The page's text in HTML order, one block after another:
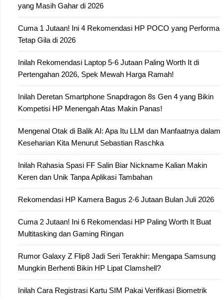
yang Masih Gahar di 2026
Cuma 1 Jutaan! Ini 4 Rekomendasi HP POCO yang Performa
Tetap Gila di 2026
Inilah Rekomendasi Laptop 5-6 Jutaan Paling Worth It di
Pertengahan 2026, Spek Mewah Harga Ramah!
Inilah Deretan Smartphone Snapdragon 8s Gen 4 yang Bikin
Kompetisi HP Menengah Atas Makin Panas!
Mengenal Otak di Balik AI: Apa Itu LLM dan Manfaatnya dalam
Keseharian Kita Menurut Sebastian Raschka
Inilah Rahasia Spasi FF Salin Biar Nickname Kalian Makin
Keren dan Unik Tanpa Aplikasi Tambahan
Rekomendasi HP Kamera Bagus 2-6 Jutaan Bulan Juli 2026
Cuma 2 Jutaan! Ini 6 Rekomendasi HP Paling Worth It Buat
Multitasking dan Gaming Ringan
Rumor Galaxy Z Flip8 Jadi Seri Terakhir: Mengapa Samsung
Mungkin Berhenti Bikin HP Lipat Clamshell?
Inilah Cara Registrasi Kartu SIM Pakai Verifikasi Biometrik